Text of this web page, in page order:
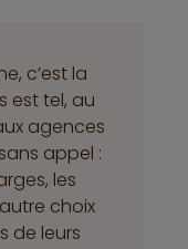
c’est la
est tel, au
agences
appel :
les
choix
de leurs